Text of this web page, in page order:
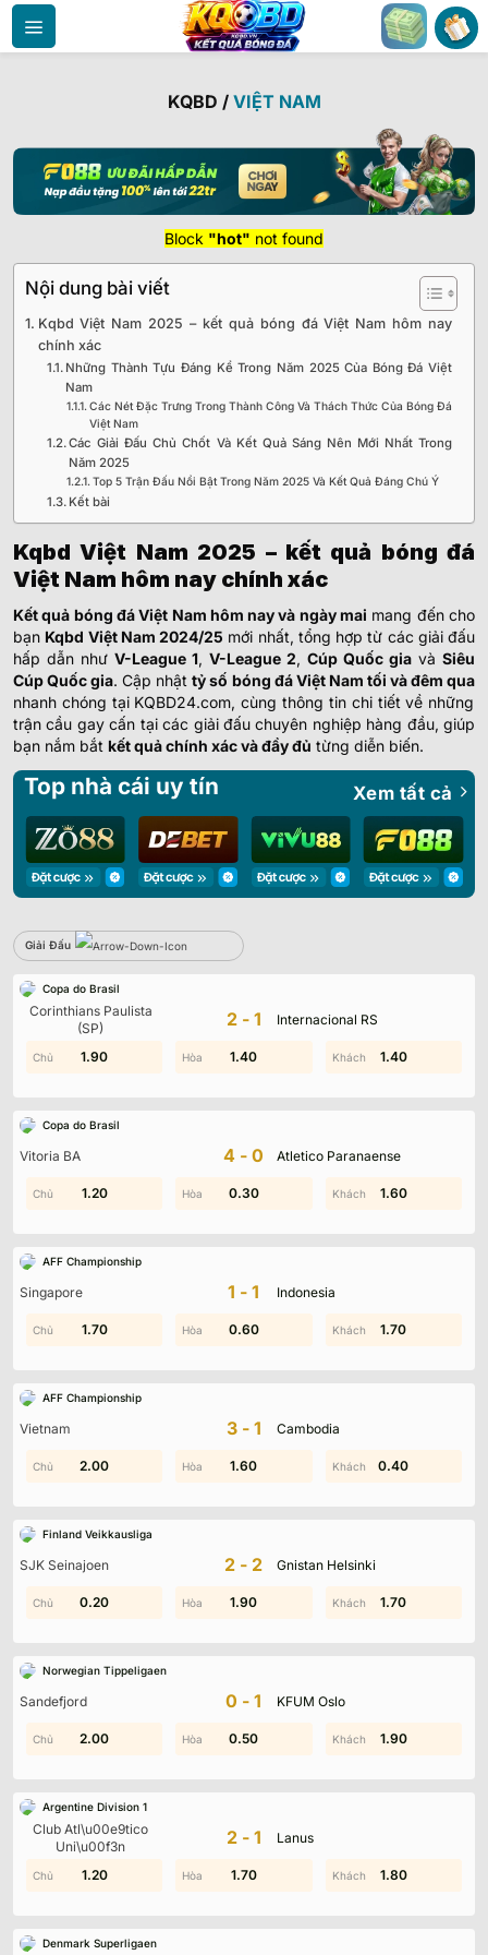
Bỏ
qua
KQBD / VIỆT NAM
Block "hot" not found
Nội dung bài viết
Kqbd Việt Nam 2025 – kết quả bóng đá Việt Nam hôm nay
chính xác
Những Thành Tựu Đáng Kể Trong Năm 2025 Của Bóng Đá Việt
Nam
Các Nét Đặc Trưng Trong Thành Công Và Thách Thức Của Bóng Đá
Việt Nam
Các Giải Đấu Chủ Chốt Và Kết Quả Sáng Nên Mới Nhất Trong
Năm 2025
Top 5 Trận Đấu Nổi Bật Trong Năm 2025 Và Kết Quả Đáng Chú Ý
Kết bài
Kqbd Việt Nam 2025 – kết quả bóng đá
Việt Nam hôm nay chính xác
Kết quả bóng đá Việt Nam hôm nay và ngày mai mang đến cho
bạn Kqbd Việt Nam 2024/25 mới nhất, tổng hợp từ các giải đấu
hấp dẫn như V-League 1, V-League 2, Cúp Quốc gia và Siêu
Cúp Quốc gia. Cập nhậttỷ số bóng đá Việt Nam tối và đêm qua
nhanh chóng tại KQBD24.com, cùng thông tin chi tiết về những
trận cầu gay cấn tại các giải đấu chuyên nghiệp hàng đầu, giúp
bạn nắm bắt kết quả chính xác và đầy đủ từng diễn biến.
Top nhà cái uy tín Xem tất cả
Giải Đấu
Copa do Brasil
Corinthians Paulista
(SP)
2-1 Internacional RS
0.40 1.20 0.50
1.90 1.40 1.40
Copa do Brasil
Vitoria BA 4-0 Atletico Paranaense
1.30 1.40 0.90
1.20 0.30 1.60
AFF Championship
Singapore 1-1 Indonesia
1.90 1.70 0.90
1.70 0.60 1.70
AFF Championship
Vietnam 3-1 Cambodia
1.00 1.80 0.70
2.00 1.60 0.40
Finland Veikkausliga
SJK Seinajoen 2-2 Gnistan Helsinki
2.00 0.60 1.10
0.20 1.90 1.70
Norwegian Tippeligaen
Sandefjord 0-1 KFUM Oslo
1.30 1.80 1.70
2.00 0.50 1.90
Argentine Division 1
Club Atl\u00e9tico
Uni\u00f3n
2-1 Lanus
1.10 1.40 0.90
1.20 1.70 1.80
Denmark Superligaen
Sbobet
Không có dữ liệu vui lòng chọn bộ lọc khác